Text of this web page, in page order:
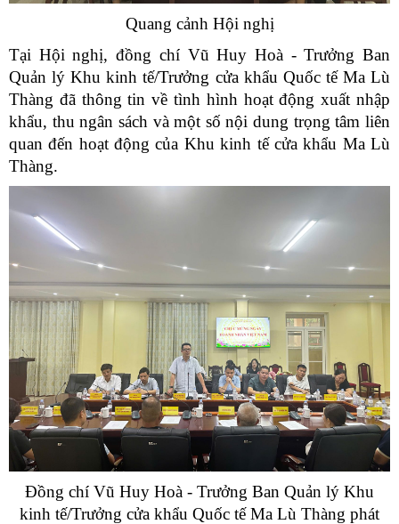
Quang cảnh Hội nghị
Tại Hội nghị, đồng chí Vũ Huy Hoà - Trưởng Ban
Quản lý Khu kinh tế/Trưởng cửa khẩu Quốc tế Ma Lù
Thàng đã thông tin về tình hình hoạt động xuất nhập
khẩu, thu ngân sách và một số nội dung trọng tâm liên
quan đến hoạt động của Khu kinh tế cửa khẩu Ma Lù
Thàng.
Đồng chí Vũ Huy Hoà - Trưởng Ban Quản lý Khu
kinh tế/Trưởng cửa khẩu Quốc tế Ma Lù Thàng phát